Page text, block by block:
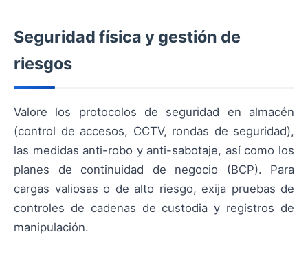
Seguridad física y gestión de
riesgos
Valore los protocolos de seguridad en almacén
(control de accesos, CCTV, rondas de seguridad),
las medidas anti-robo y anti-sabotaje, así como los
planes de continuidad de negocio (BCP). Para
cargas valiosas o de alto riesgo, exija pruebas de
controles de cadenas de custodia y registros de
manipulación.